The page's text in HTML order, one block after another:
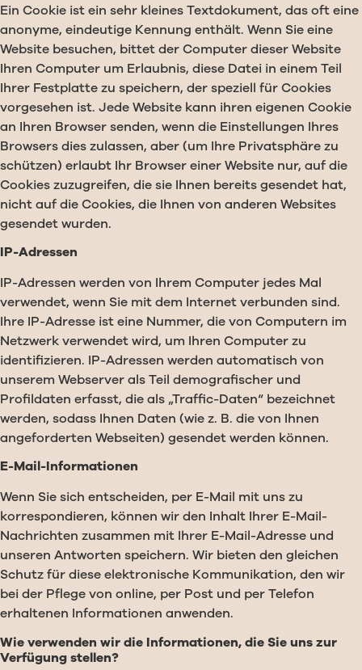
Ein Cookie ist ein sehr kleines Textdokument, das oft eine
anonyme, eindeutige Kennung enthält. Wenn Sie eine
Website besuchen, bittet der Computer dieser Website
Ihren Computer um Erlaubnis, diese Datei in einem Teil
Ihrer Festplatte zu speichern, der speziell für Cookies
vorgesehen ist. Jede Website kann ihren eigenen Cookie
an Ihren Browser senden, wenn die Einstellungen Ihres
Browsers dies zulassen, aber (um Ihre Privatsphäre zu
schützen) erlaubt Ihr Browser einer Website nur, auf die
Cookies zuzugreifen, die sie Ihnen bereits gesendet hat,
nicht auf die Cookies, die Ihnen von anderen Websites
gesendet wurden.
IP-Adressen
IP-Adressen werden von Ihrem Computer jedes Mal
verwendet, wenn Sie mit dem Internet verbunden sind.
Ihre IP-Adresse ist eine Nummer, die von Computern im
Netzwerk verwendet wird, um Ihren Computer zu
identifizieren. IP-Adressen werden automatisch von
unserem Webserver als Teil demografischer und
Profildaten erfasst, die als „Traffic-Daten“ bezeichnet
werden, sodass Ihnen Daten (wie z. B. die von Ihnen
angeforderten Webseiten) gesendet werden können.
E-Mail-Informationen
Wenn Sie sich entscheiden, per E-Mail mit uns zu
korrespondieren, können wir den Inhalt Ihrer E-Mail-
Nachrichten zusammen mit Ihrer E-Mail-Adresse und
unseren Antworten speichern. Wir bieten den gleichen
Schutz für diese elektronische Kommunikation, den wir
bei der Pflege von online, per Post und per Telefon
erhaltenen Informationen anwenden.
Wie verwenden wir die Informationen, die Sie uns zur
Verfügung stellen?